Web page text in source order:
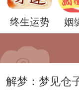
权力和控制的
富的象征，豪
一起。梦见
我们在现实生
求，以及对于
然而，梦境中
终生运势 姻
解梦：梦见仓